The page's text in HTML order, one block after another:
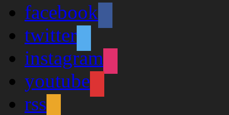
facebook
twitter
instagram
youtube
rss